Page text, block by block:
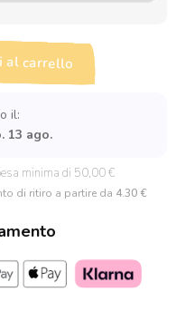
al carrello
il:
13 ago.
minima di 50,00 €
di ritiro a partire da 4.30 €